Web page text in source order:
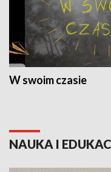
W swoim czasie
NAUKA I